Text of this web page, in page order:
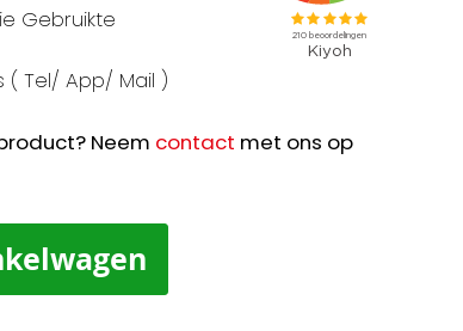
Gebruikte
( Tel/ App/ Mail )
Neem contact met ons op